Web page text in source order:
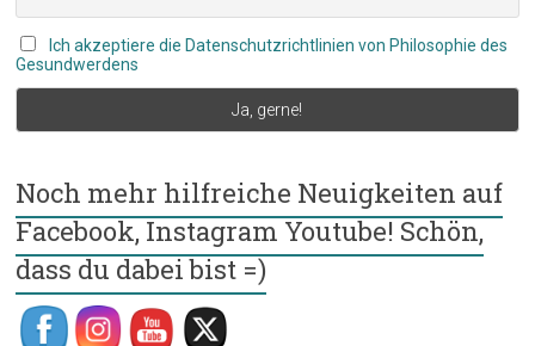
Ich akzeptiere die Datenschutzrichtlinien von Philosophie des
Gesundwerdens
Noch mehr hilfreiche Neuigkeiten auf
Facebook, Instagram Youtube! Schön,
dass du dabei bist =)